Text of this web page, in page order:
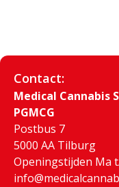
Contact:
Medical Cannabis
PGMCG
Postbus 7
5000 AA Tilburg
Openingstijden Ma